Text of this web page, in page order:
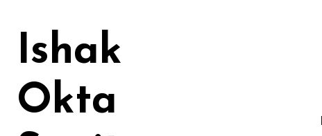
Ishak
Okta